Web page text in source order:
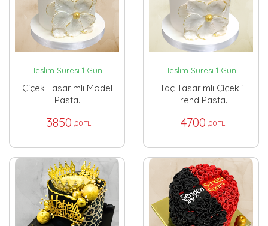
Teslim Süresi 1 Gün
Çiçek Tasarımlı Model
Pasta.
3850 ,00 TL
Teslim Süresi 1 Gün
Taç Tasarımlı Çiçekli
Trend Pasta.
4700 ,00 TL